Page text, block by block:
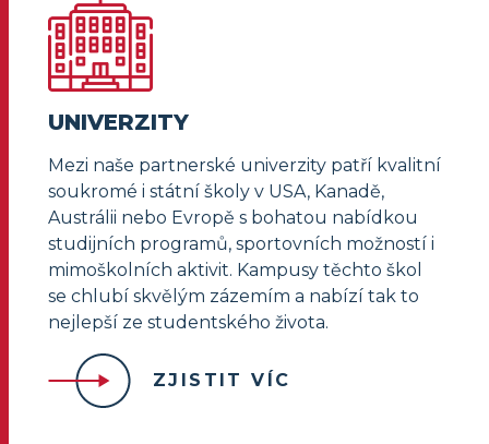
UNIVERZITY
Mezi naše partnerské univerzity patří kvalitní
soukromé i státní školy v USA, Kanadě,
Austrálii nebo Evropě s bohatou nabídkou
studijních programů, sportovních možností i
mimoškolních aktivit. Kampusy těchto škol
se chlubí skvělým zázemím a nabízí tak to
nejlepší ze studentského života.
ZJISTIT VÍC